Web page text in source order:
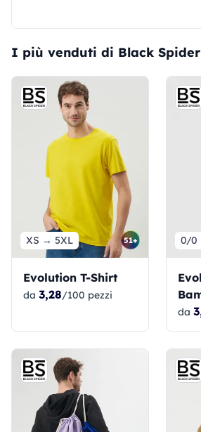
I più venduti di Black Spider
XS → 5XL 51+
Evolution T-Shirt
da 3,28/100 pezzi
0/0
da